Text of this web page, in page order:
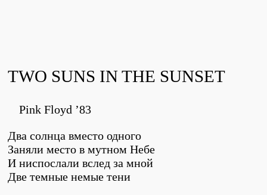
TWO SUNS IN THE SUNSET
Pink Floyd ’83
Два солнца вместо одного
Заняли место в мутном Небе
И ниспослали вслед за мной
Две темные немые тени